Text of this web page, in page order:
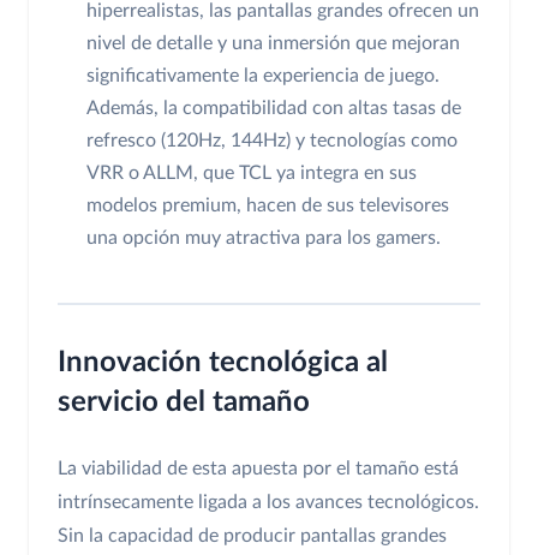
hiperrealistas, las pantallas grandes ofrecen un
nivel de detalle y una inmersión que mejoran
significativamente la experiencia de juego.
Además, la compatibilidad con altas tasas de
refresco (120Hz, 144Hz) y tecnologías como
VRR o ALLM, que TCL ya integra en sus
modelos premium, hacen de sus televisores
una opción muy atractiva para los gamers.
Innovación tecnológica al
servicio del tamaño
La viabilidad de esta apuesta por el tamaño está
intrínsecamente ligada a los avances tecnológicos.
Sin la capacidad de producir pantallas grandes